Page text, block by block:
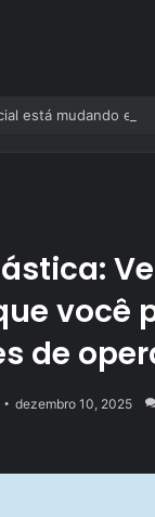
você
de
dezembro 10, 2025